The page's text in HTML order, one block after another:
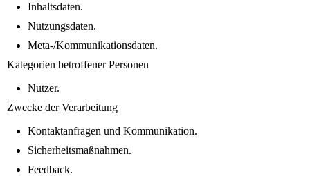
Inhaltsdaten.
Nutzungsdaten.
Meta-/Kommunikationsdaten.
Kategorien betroffener Personen
Nutzer.
Zwecke der Verarbeitung
Kontaktanfragen und Kommunikation.
Sicherheitsmaßnahmen.
Feedback.